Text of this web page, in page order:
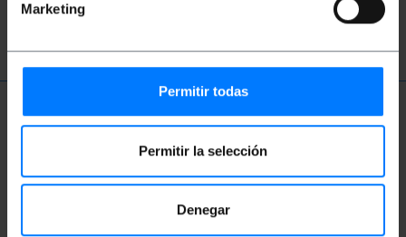
Marketing
Permitir todas
Permitir la selección
Denegar
LSHF
Więcej informacji
Opis